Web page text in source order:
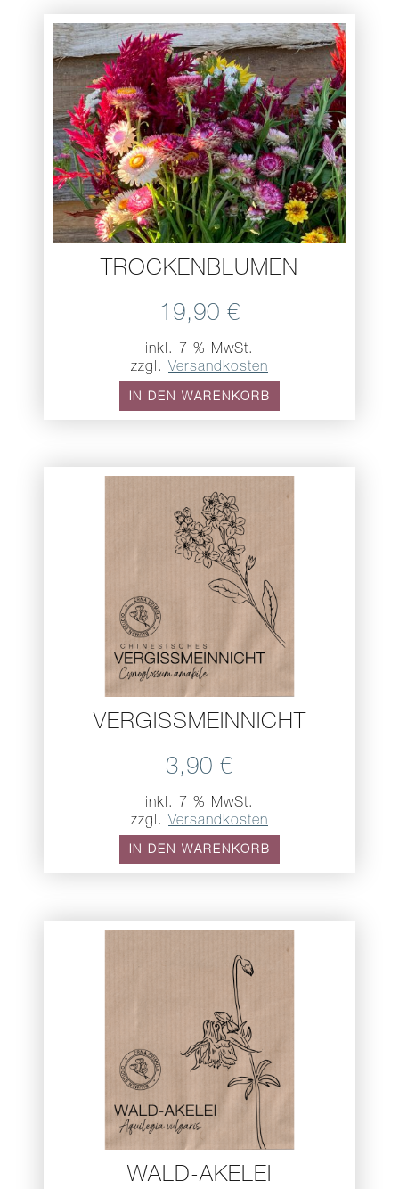
TROCKENBLUMEN
19,90 €
inkl. 7 % MwSt.
zzgl. Versandkosten
IN DEN WARENKORB
VERGISSMEINNICHT
3,90 €
inkl. 7 % MwSt.
zzgl. Versandkosten
IN DEN WARENKORB
WALD-AKELEI